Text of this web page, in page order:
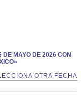
MAYO DE 2026 CON
OTRA FECHA